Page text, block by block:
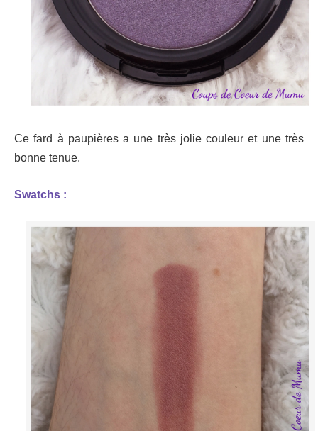
Ce fard à paupières a une très jolie couleur et une très
bonne tenue.
Swatchs :